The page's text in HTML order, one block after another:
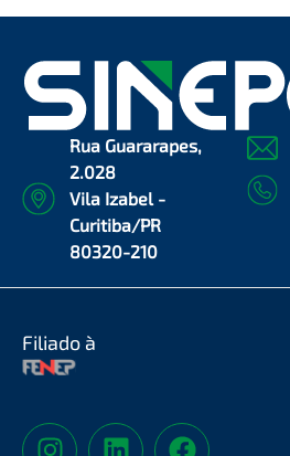
Rua Guararapes,
2.028
Vila Izabel -
Curitiba/PR
80320-210
Filiado à